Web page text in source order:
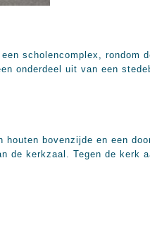
scholencomplex, rondom
onderdeel uit van een
bovenzijde en een
de kerkzaal. Tegen de kerk